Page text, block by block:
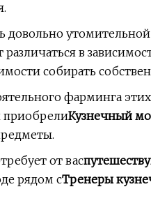
в
собирать
фарминга этих
приобрелиКузнечный
от вас
рядом сТренеры